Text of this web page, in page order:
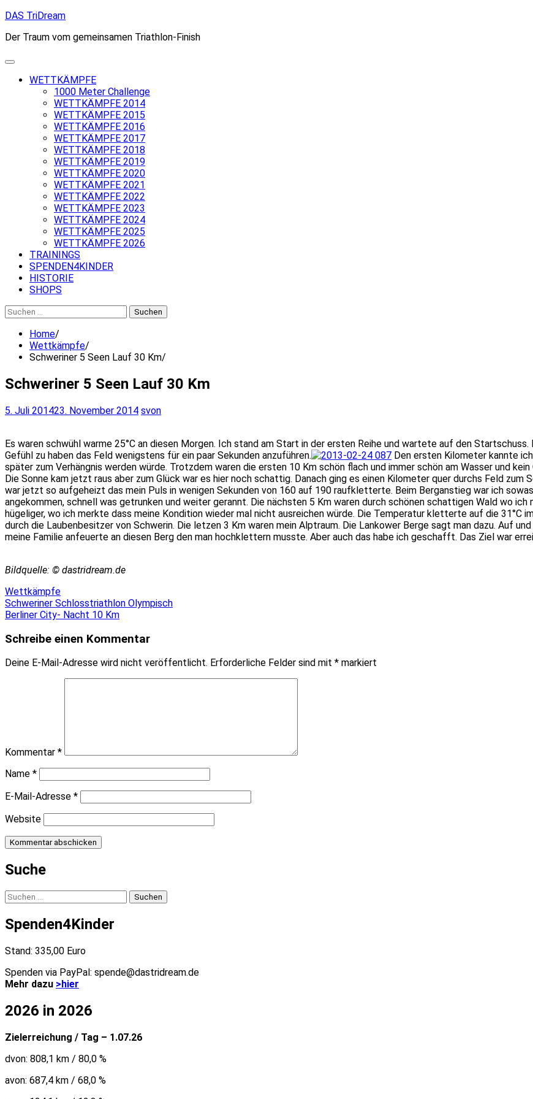
Skip
content
DAS TriDream
Der Traum vom gemeinsamen Triathlon-Finish
WETTKÄMPFE
1000 Meter Challenge
WETTKÄMPFE 2014
WETTKÄMPFE 2015
WETTKÄMPFE 2016
WETTKÄMPFE 2017
WETTKÄMPFE 2018
WETTKÄMPFE 2019
WETTKÄMPFE 2020
WETTKÄMPFE 2021
WETTKÄMPFE 2022
WETTKÄMPFE 2023
WETTKÄMPFE 2024
WETTKÄMPFE 2025
WETTKÄMPFE 2026
TRAININGS
SPENDEN4KINDER
HISTORIE
SHOPS
Suchen
nach:
Home
Wettkämpfe
Schweriner 5 Seen Lauf 30 Km
Schweriner 5 Seen Lauf 30 Km
5. Juli 201423. November 2014 svon
Es waren schwühl warme 25°C an diesen Morgen. Ich stand am Start in der ersten Reihe und wartete auf den
Gefühl zu haben das Feld wenigstens für ein paar Sekunden anzuführen.
Den ersten Kilometer kannte
später zum Verhängnis werden würde. Trotzdem waren die ersten 10 Km schön flach und immer schön am Wasser und
Die Sonne kam jetzt raus aber zum Glück war es hier noch schattig. Danach ging es einen Kilometer quer durchs Feld zum
war jetzt so aufgeheizt das mein Puls in wenigen Sekunden von 160 auf 190 raufkletterte. Beim Berganstieg war ich
angekommen, schnell was getrunken und weiter gerannt. Die nächsten 5 Km waren durch schönen schattigen Wald wo
hügeliger, wo ich merkte dass meine Kondition wieder mal nicht ausreichen würde. Die Temperatur kletterte auf die 31°C
durch die Laubenbesitzer von Schwerin. Die letzen 3 Km waren mein Alptraum. Die Lankower Berge sagt man dazu. Auf
meine Familie anfeuerte an diesen Berg den man hochklettern musste. Aber auch das habe ich geschafft. Das Ziel war
Bildquelle: © dastridream.de
Wettkämpfe
Beitragsnavigation
Schweriner Schlosstriathlon Olympisch
Berliner City- Nacht 10 Km
Schreibe einen Kommentar
Deine E-Mail-Adresse wird nicht veröffentlicht. Erforderliche Felder sind mit * markiert
Kommentar *
Name *
E-Mail-Adresse *
Website
Suche
Suchen
nach:
Spenden4Kinder
Stand: 335,00 Euro
Spenden via PayPal: spende@dastridream.de
Mehr dazu >hier
2026 in 2026
Zielerreichung / Tag – 1.07.26
dvon: 808,1 km / 80,0 %
avon: 687,4 km / 68,0 %